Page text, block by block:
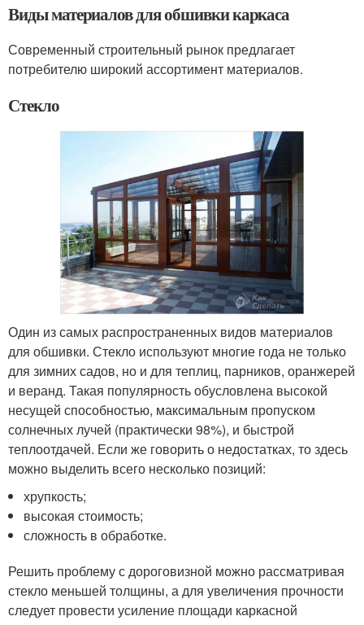
Виды материалов для обшивки каркаса
Современный строительный рынок предлагает
потребителю широкий ассортимент материалов.
Стекло
Один из самых распространенных видов материалов
для обшивки. Стекло используют многие года не только
для зимних садов, но и для теплиц, парников, оранжерей
и веранд. Такая популярность обусловлена высокой
несущей способностью, максимальным пропуском
солнечных лучей (практически 98%), и быстрой
теплоотдачей. Если же говорить о недостатках, то здесь
можно выделить всего несколько позиций:
хрупкость;
высокая стоимость;
сложность в обработке.
Решить проблему с дороговизной можно рассматривая
стекло меньшей толщины, а для увеличения прочности
следует провести усиление площади каркасной